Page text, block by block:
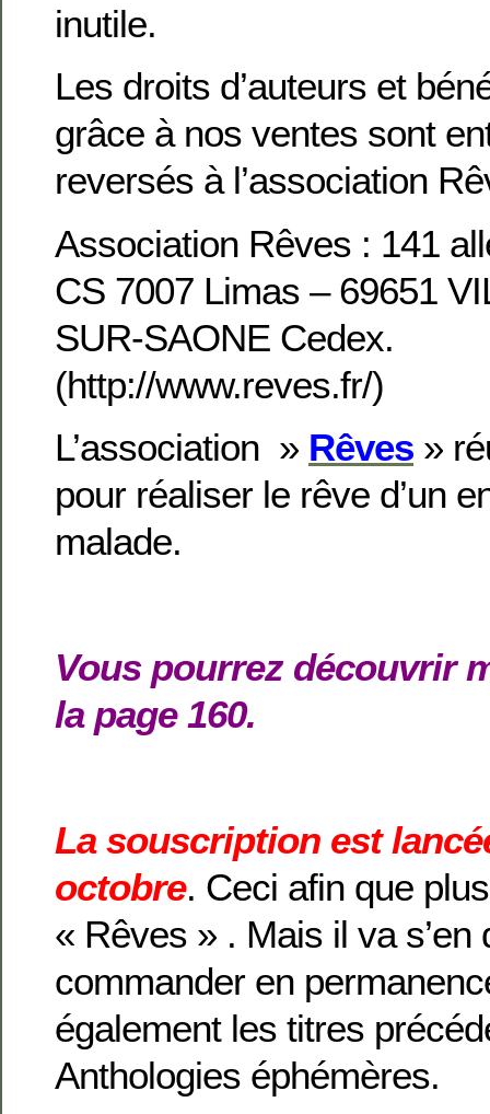
inutile.
Les droits d’auteurs et
grâce à nos ventes sont
reversés à l’association
Association Rêves : 141
CS 7007 Limas – 69651
SUR-SAONE Cedex.
(http://www.reves.fr/)
L’association » Rêves »
pour réaliser le rêve d’un
malade.
Vous pourrez découvrir
la page 160.
La souscription est
octobre. Ceci afin que
« Rêves » . Mais il va s’en
commander en
également les titres
Anthologies éphémères.